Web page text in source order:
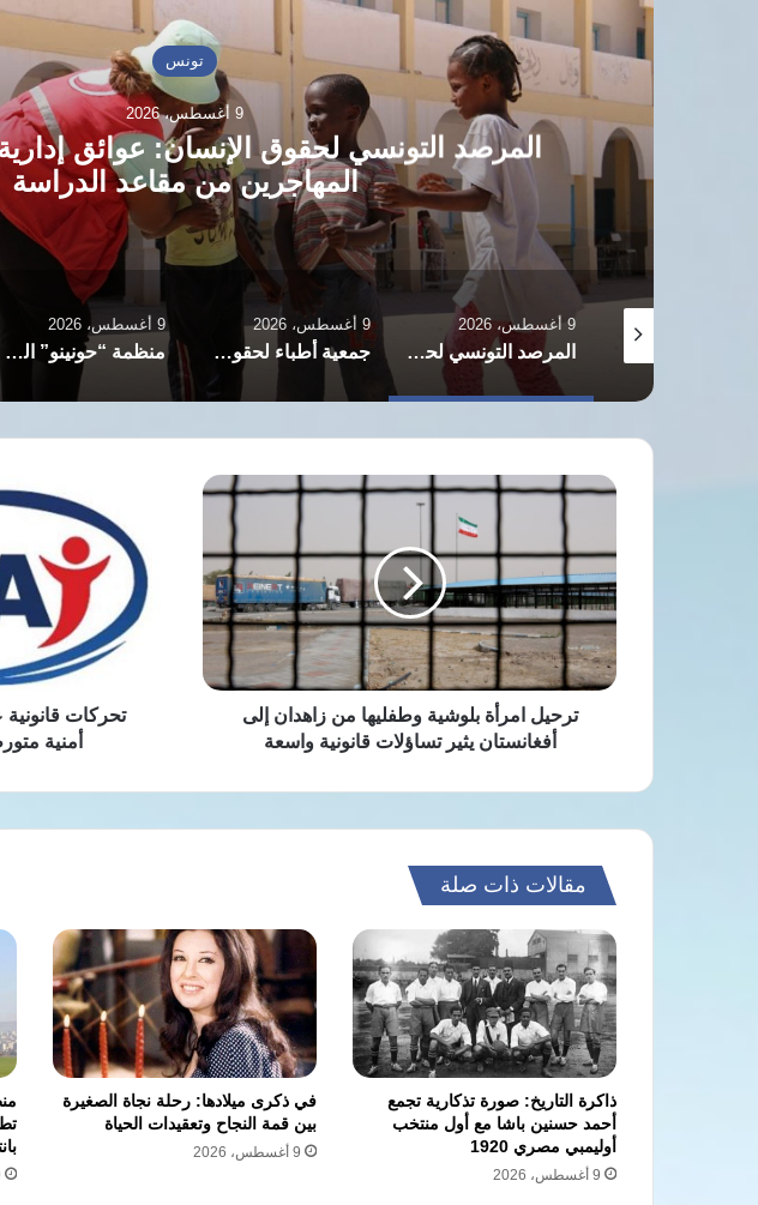
تونس
9 أغسطس، 2026
المرصد التونسي لحقوق الإنسان: عوائق
المهاجرين من مقاعد الدراسة
9 أغسطس، 2026
المرصد التونسي لحقوق الإنسان: عوائق إدارية تحرم الأطفال المهاجرين من مقاعد الدراسة
9 أغسطس، 2026
جمعية أطباء لحقوق الإنسان تكشف انتهاكات مروعة تعرض لها الطبيب حسام أبو صفية
9 أغسطس، 2026
منظمة “حونينو” القانونية الإسرائيلية تكشف شبكة الدعم المالي للمستوطنين في الضفة الغربية
ترحيل
وطفليها
من
زاهدان
إلى
أفغانستان
يثير
تساؤلاتترحيل امرأة بلوشية وطفليها من زاهدان إلى
أفغانستان يثير تساؤلات قانونية واسعة
عاجلة
تطالب
بإقالة
قيادات
انتهاكاتتحركات قانونية
أمنية
مقالات ذات صلة
ذاكرة التاريخ: صورة تذكارية تجمع
أحمد حسنين باشا مع أول منتخب
أوليمبي مصري 1920
9 أغسطس، 2026
في ذكرى ميلادها: رحلة نجاة الصغيرة
بين قمة النجاح وتعقيدات الحياة
9 أغسطس، 2026